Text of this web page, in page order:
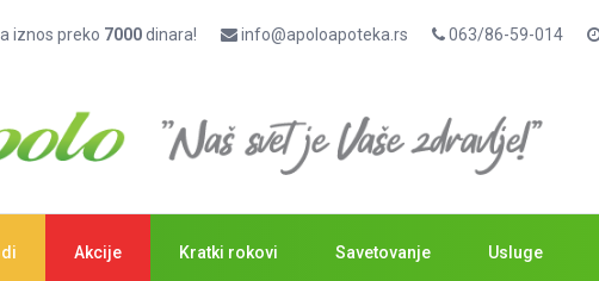
iznos preko 7000dinara! info@apoloapoteka.rs 063/86-59-014
Akcije Kratki rokovi Savetovanje Usluge